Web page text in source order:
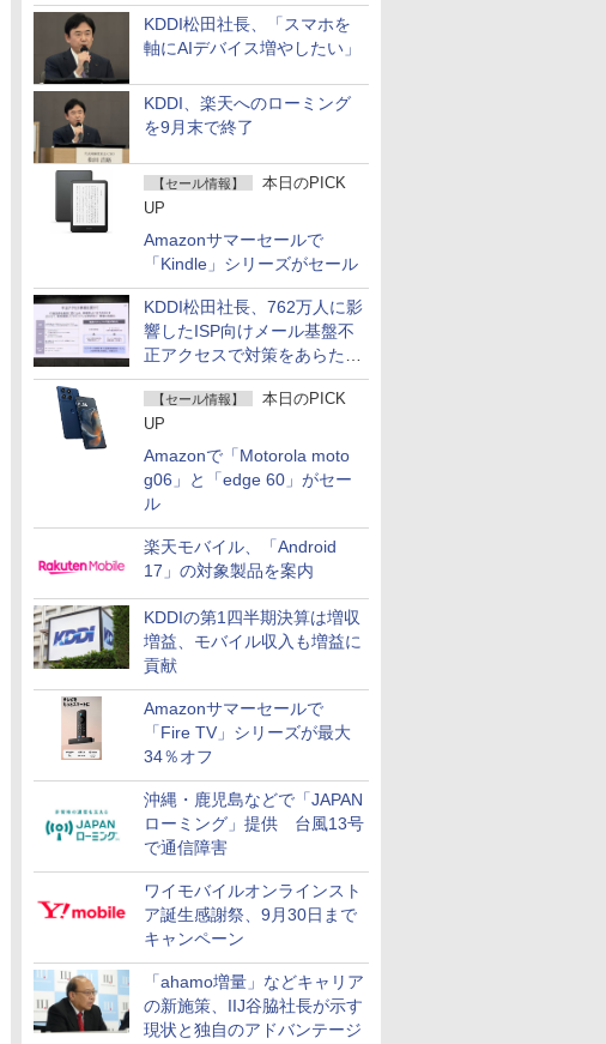
KDDI松田社長、「スマホを
軸にAIデバイス増やしたい」
KDDI、楽天へのローミング
を9月末で終了
【セール情報】
本日のPICK
UP
Amazonサマーセールで
「Kindle」シリーズがセール
KDDI松田社長、762万人に影
響したISP向けメール基盤不
正アクセスで対策をあらため
て説明
【セール情報】
本日のPICK
UP
Amazonで「Motorola moto
g06」と「edge 60」がセー
ル
楽天モバイル、「Android
17」の対象製品を案内
KDDIの第1四半期決算は増収
増益、モバイル収入も増益に
貢献
Amazonサマーセールで
「Fire TV」シリーズが最大
34％オフ
沖縄・鹿児島などで「JAPAN
ローミング」提供 台風13号
で通信障害
ワイモバイルオンラインスト
ア誕生感謝祭、9月30日まで
キャンペーン
「ahamo増量」などキャリア
の新施策、IIJ谷脇社長が示す
現状と独自のアドバンテージ